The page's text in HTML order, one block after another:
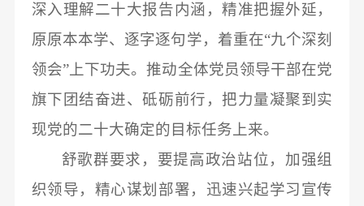
深入理解二十大报告内涵，精准把握外延，
原原本本学、逐字逐句学，着重在“九个深刻
领会”上下功夫。推动全体党员领导干部在党
旗下团结奋进、砥砺前行，把力量凝聚到实
现党的二十大确定的目标任务上来。
舒歌群要求，要提高政治站位，加强组
织领导，精心谋划部署，迅速兴起学习宣传